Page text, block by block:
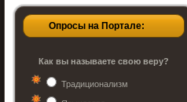
Опросы на Портале:
Как вы называете свою веру?
Традиционализм